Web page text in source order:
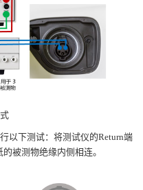
以下测试：将测试仪的Return端
被测物绝缘内侧相连。